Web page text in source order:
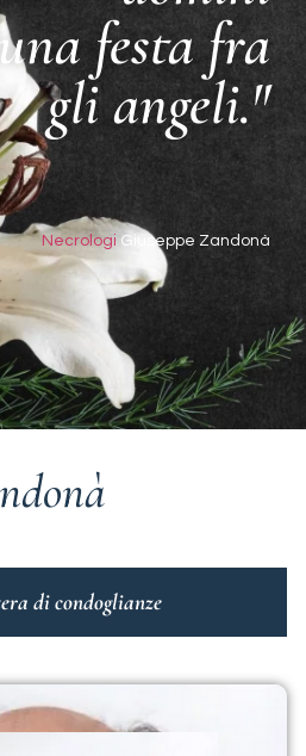
festa fra
gli angeli."
Necrologi Giuseppe Zandonà
di condoglianze